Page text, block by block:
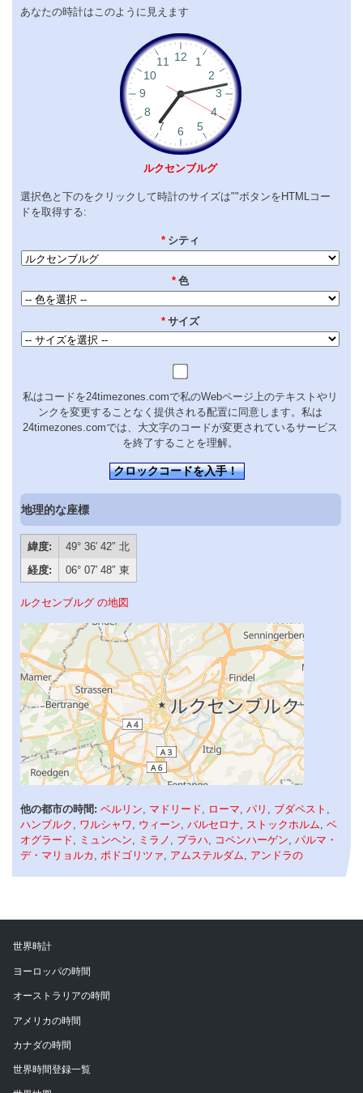
あなたの時計はこのように見えます
ルクセンブルグ
選択色と下のをクリックして時計のサイズは""ボタンをHTMLコー
ドを取得する:
* シティ
* 色
* サイズ
私はコードを24timezones.comで私のWebページ上のテキストやリ
ンクを変更することなく提供される配置に同意します。私は
24timezones.comでは、大文字のコードが変更されているサービス
を終了することを理解。
クロックコードを入手！
地理的な座標
緯度:
49° 36′ 42″ 北
経度:
06° 07′ 48″ 東
ルクセンブルグ の地図
他の都市の時間: ベルリン マドリード ローマ パリ ブダペスト
ハンブルク
ワルシャワ ウィーン バルセロナ ストックホルム ベ
オグラード
ミュンヘン ミラノ プラハ コペンハーゲン パルマ・
デ・マリョルカ
ポドゴリツァ アムステルダム アンドラの
世界時計
ヨーロッパの時間
オーストラリアの時間
アメリカの時間
カナダの時間
世界時間登録一覧